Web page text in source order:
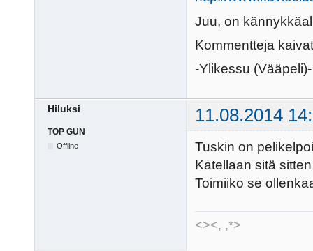
Juu, on
Kommentteja
-Ylikessu (Vääpeli)-
Hiluksi 11.08.2014
TOP GUN
Offline
Tuskin on
Katellaan sitä
Toimiiko se
<><, ,*>